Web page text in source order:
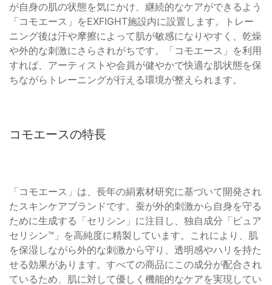
が自身の肌の状態を気にかけ、継続的なケアができるよう
「コモエース」をEXFIGHT施設内に設置します。トレー
ニング後は汗や摩擦によって肌が敏感になりやすく、乾燥
や外的な刺激にさらされがちです。「コモエース」を利用
すれば、アーティストや会員が健やかで快適な肌状態を保
ちながらトレーニングが行える環境が整えられます。
コモエースの特長
「コモエース」は、長年の絹素材研究に基づいて開発され
たスキンケアブランドです。蚕が外的刺激から自身を守る
ために生成する「セリシン」に注目し、独自成分「ピュア
セリシン™」を高純度に精製しています。これにより、肌
を保湿しながら外的な刺激から守り、透明感やハリを持た
せる効果があります。すべての商品にこの成分が配合され
ているため、肌に対して優しく機能的なケアを実現してい